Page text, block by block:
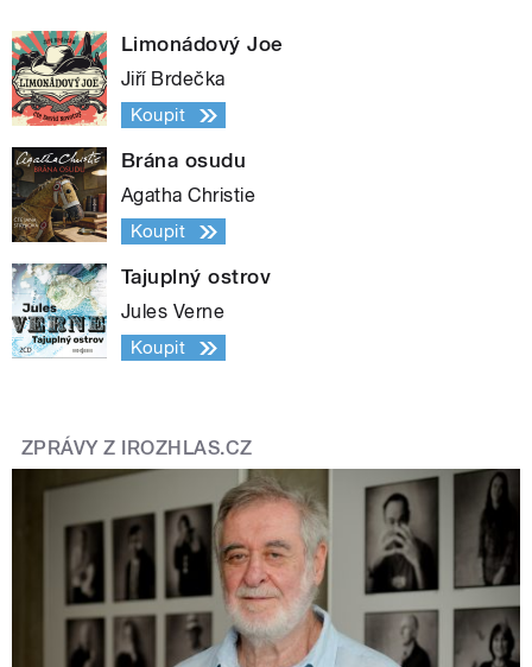
Limonádový Joe
Jiří Brdečka
Koupit
Brána osudu
Agatha Christie
Koupit
Tajuplný ostrov
Jules Verne
Koupit
ZPRÁVY Z IROZHLAS.CZ